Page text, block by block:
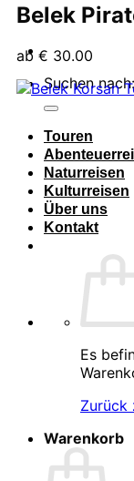
Suchen nach:
Touren
Naturreisen
Kulturreisen
Über uns
Kontakt
Es
Zurück
Warenkorb
Belek
ab € 30.00